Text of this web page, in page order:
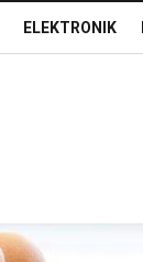
ELEKTRONIK